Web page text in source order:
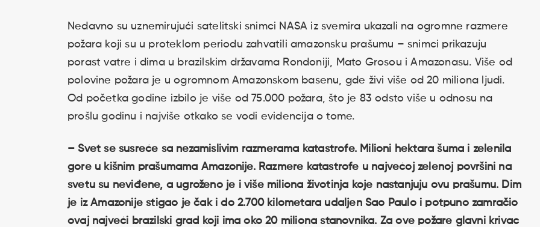
Nedavno su uznemirujući satelitski snimci NASA iz svemira ukazali na ogromne razmere
požara koji su u proteklom periodu zahvatili amazonsku prašumu – snimci prikazuju
porast vatre i dima u brazilskim državama Rondoniji, Mato Grosou i Amazonasu. Više od
polovine požara je u ogromnom Amazonskom basenu, gde živi više od 20 miliona ljudi.
Od početka godine izbilo je više od 75.000 požara, što je 83 odsto više u odnosu na
prošlu godinu i najviše otkako se vodi evidencija o tome.
– Svet se susreće sa nezamislivim razmerama katastrofe. Milioni hektara šuma i zelenila
gore u kišnim prašumama Amazonije. Razmere katastrofe u najvećoj zelenoj površini na
svetu su neviđene, a ugroženo je i više miliona životinja koje nastanjuju ovu prašumu. Dim
je iz Amazonije stigao je čak i do 2.700 kilometara udaljen Sao Paulo i potpuno zamračio
ovaj najveći brazilski grad koji ima oko 20 miliona stanovnika. Za ove požare glavni krivac